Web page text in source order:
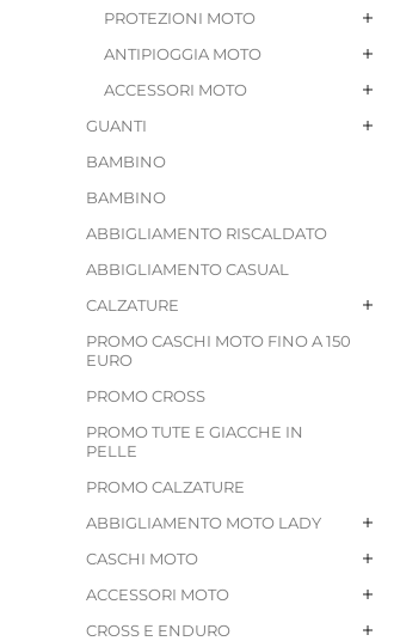
PROTEZIONI MOTO
ANTIPIOGGIA MOTO
ACCESSORI MOTO
GUANTI
BAMBINO
BAMBINO
ABBIGLIAMENTO RISCALDATO
ABBIGLIAMENTO CASUAL
CALZATURE
PROMO CASCHI MOTO FINO A 150
EURO
PROMO CROSS
PROMO TUTE E GIACCHE IN
PELLE
PROMO CALZATURE
ABBIGLIAMENTO MOTO LADY
CASCHI MOTO
ACCESSORI MOTO
CROSS E ENDURO